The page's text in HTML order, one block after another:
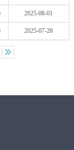
2025-08-01
2025-07-28